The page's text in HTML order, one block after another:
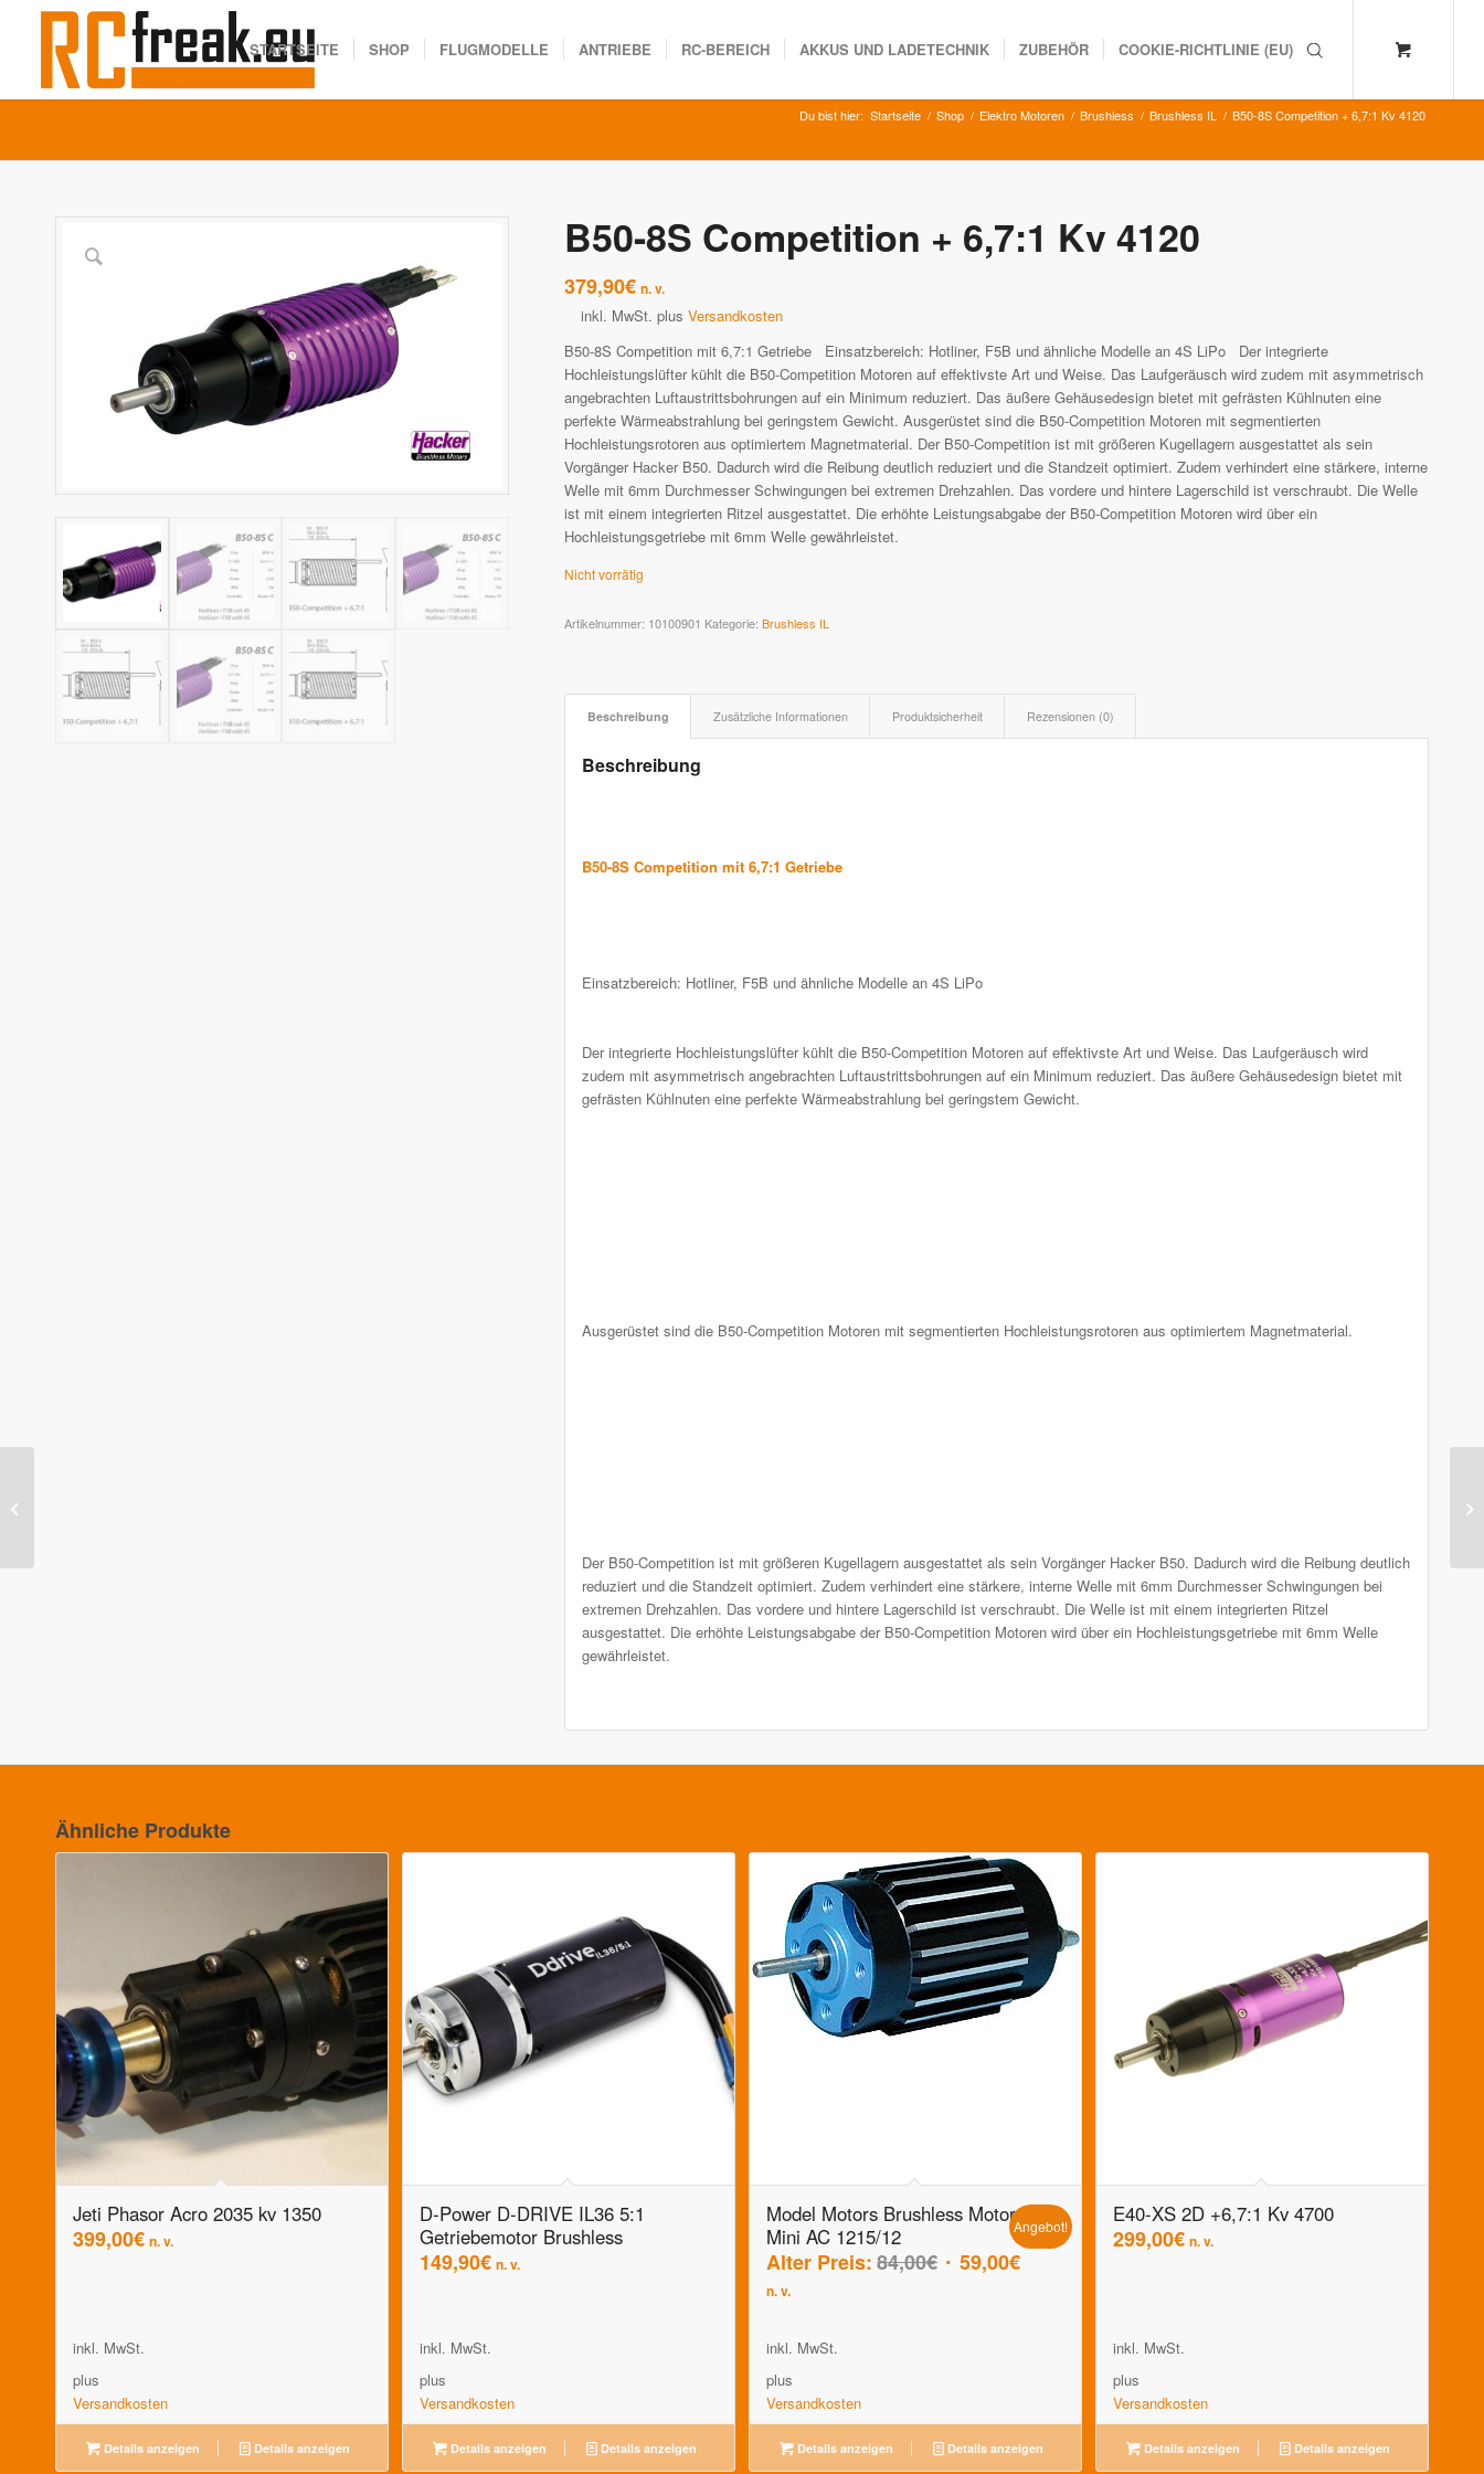
STARTSEITE SHOP FLUGMODELLE ANTRIEBE RC-BEREICH AKKUS UND LADETECHNIK ZUBEHÖR COOKIE-RICHTLINIE (EU)
Du bist hier: Startseite / Shop / Elektro Motoren / Brushless / Brushless IL / B50-8S Competition + 6,7:1 Kv 4120
B50-8S Competition + 6,7:1 Kv 4120
379,90€ n. v.
inkl. MwSt. plus Versandkosten
B50-8S Competition mit 6,7:1 Getriebe Einsatzbereich: Hotliner, F5B und ähnliche Modelle an 4S LiPo Der integrierte
Hochleistungslüfter kühlt die B50-Competition Motoren auf effektivste Art und Weise. Das Laufgeräusch wird zudem mit asymmetrisch
angebrachten Luftaustrittsbohrungen auf ein Minimum reduziert. Das äußere Gehäusedesign bietet mit gefrästen Kühlnuten eine
perfekte Wärmeabstrahlung bei geringstem Gewicht. Ausgerüstet sind die B50-Competition Motoren mit segmentierten
Hochleistungsrotoren aus optimiertem Magnetmaterial. Der B50-Competition ist mit größeren Kugellagern ausgestattet als sein
Vorgänger Hacker B50. Dadurch wird die Reibung deutlich reduziert und die Standzeit optimiert. Zudem verhindert eine stärkere, interne
Welle mit 6mm Durchmesser Schwingungen bei extremen Drehzahlen. Das vordere und hintere Lagerschild ist verschraubt. Die Welle
ist mit einem integrierten Ritzel ausgestattet. Die erhöhte Leistungsabgabe der B50-Competition Motoren wird über ein
Hochleistungsgetriebe mit 6mm Welle gewährleistet.
Nicht vorrätig
Artikelnummer: 10100901 Kategorie: Brushless IL
Beschreibung Zusätzliche Informationen Produktsicherheit Rezensionen (0)
Beschreibung
B50-8S Competition mit 6,7:1 Getriebe
Einsatzbereich: Hotliner, F5B und ähnliche Modelle an 4S LiPo
Der integrierte Hochleistungslüfter kühlt die B50-Competition Motoren auf effektivste Art und Weise. Das Laufgeräusch wird
zudem mit asymmetrisch angebrachten Luftaustrittsbohrungen auf ein Minimum reduziert. Das äußere Gehäusedesign bietet mit
gefrästen Kühlnuten eine perfekte Wärmeabstrahlung bei geringstem Gewicht.
Ausgerüstet sind die B50-Competition Motoren mit segmentierten Hochleistungsrotoren aus optimiertem Magnetmaterial.
Der B50-Competition ist mit größeren Kugellagern ausgestattet als sein Vorgänger Hacker B50. Dadurch wird die Reibung deutlich
reduziert und die Standzeit optimiert. Zudem verhindert eine stärkere, interne Welle mit 6mm Durchmesser Schwingungen bei
extremen Drehzahlen. Das vordere und hintere Lagerschild ist verschraubt. Die Welle ist mit einem integrierten Ritzel
ausgestattet. Die erhöhte Leistungsabgabe der B50-Competition Motoren wird über ein Hochleistungsgetriebe mit 6mm Welle
gewährleistet.
Ähnliche Produkte
Jeti Phasor Acro 2035 kv 1350
399,00€ n. v.
inkl. MwSt.
plus
Versandkosten
Details anzeigen Details anzeigen
D-Power D-DRIVE IL36 5:1
Getriebemotor Brushless
149,90€ n. v.
inkl. MwSt.
plus
Versandkosten
Details anzeigen Details anzeigen
Model Motors Brushless Motor
Mini AC 1215/12
Alter Preis:84,00€ Ursprünglicher
59,00€Aktueller
n. v.
Angebot!
inkl. MwSt.
plus
Versandkosten
Details anzeigen Details anzeigen
E40-XS 2D +6,7:1 Kv 4700
299,00€ n. v.
inkl. MwSt.
plus
Versandkosten
Details anzeigen Details anzeigen